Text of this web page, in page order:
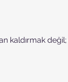
kaldırmak değil;